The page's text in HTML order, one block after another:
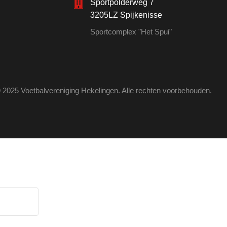
Sportpolderweg 7
3205LZ Spijkenisse
Sportcomplex "Het Spui"
Voetbalvereniging Hekelingen. Alle rechten voorbehouden.